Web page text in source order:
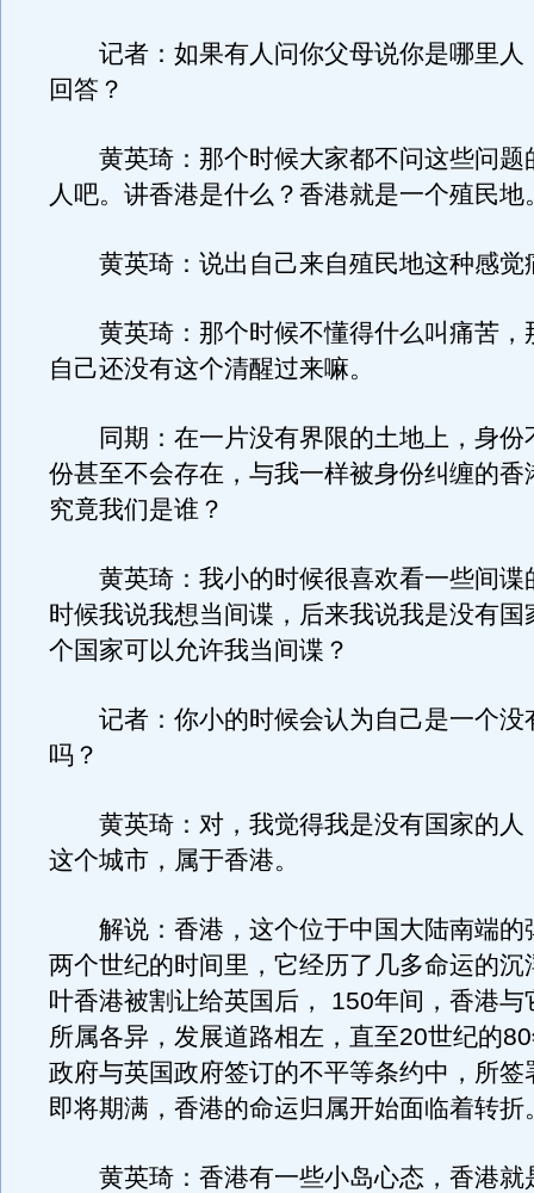
记者：如果有人问你父母说你是哪里人
回答？
黄英琦：那个时候大家都不问这些问题
人吧。讲香港是什么？香港就是一个殖民地
黄英琦：说出自己来自殖民地这种感觉
黄英琦：那个时候不懂得什么叫痛苦，
自己还没有这个清醒过来嘛。
同期：在一片没有界限的土地上，身份
份甚至不会存在，与我一样被身份纠缠的香
究竟我们是谁？
黄英琦：我小的时候很喜欢看一些间谍
时候我说我想当间谍，后来我说我是没有国
个国家可以允许我当间谍？
记者：你小的时候会认为自己是一个没
吗？
黄英琦：对，我觉得我是没有国家的人
这个城市，属于香港。
解说：香港，这个位于中国大陆南端的
两个世纪的时间里，它经历了几多命运的沉
叶香港被割让给英国后， 150年间，香港与
所属各异，发展道路相左，直至20世纪的
政府与英国政府签订的不平等条约中，所签
即将期满，香港的命运归属开始面临着转折
黄英琦：香港有一些小岛心态，香港就